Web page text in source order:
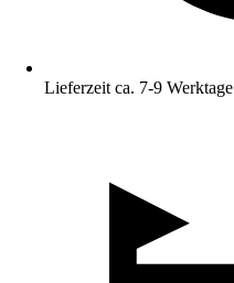
Lieferzeit ca. 7-9 Werktage